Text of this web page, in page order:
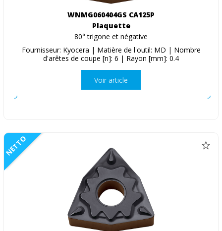
WNMG060404GS CA125P
Plaquette
80° trigone et négative
Fournisseur: Kyocera | Matière de l'outil: MD | Nombre
d'arêtes de coupe [n]: 6 | Rayon [mm]: 0.4
Voir article
NETTO